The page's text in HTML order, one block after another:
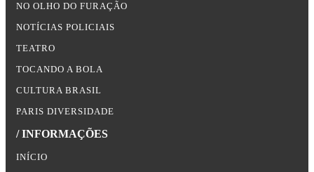
NO OLHO DO FURAÇÃO
NOTÍCIAS POLICIAIS
TEATRO
TOCANDO A BOLA
CULTURA BRASIL
PARIS DIVERSIDADE
/ INFORMAÇÕES
INÍCIO